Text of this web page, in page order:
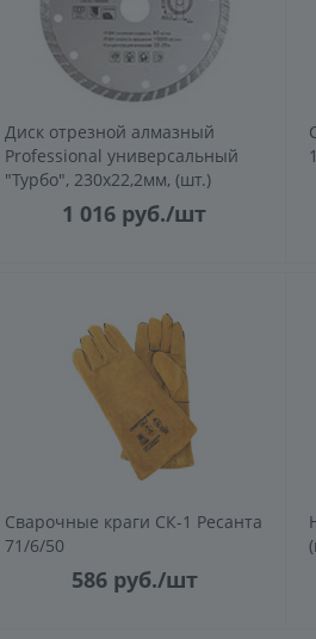
Диск отрезной алмазный
Professional универсальный
"Турбо", 230х22,2мм, (шт.)
1 016 руб./шт
Сварочные краги СК-1 Ресанта
71/6/50
586руб./шт